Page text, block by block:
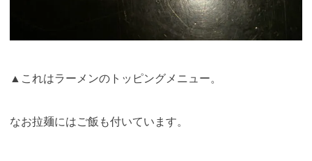
▲これはラーメンのトッピングメニュー。
なお拉麺にはご飯も付いています。